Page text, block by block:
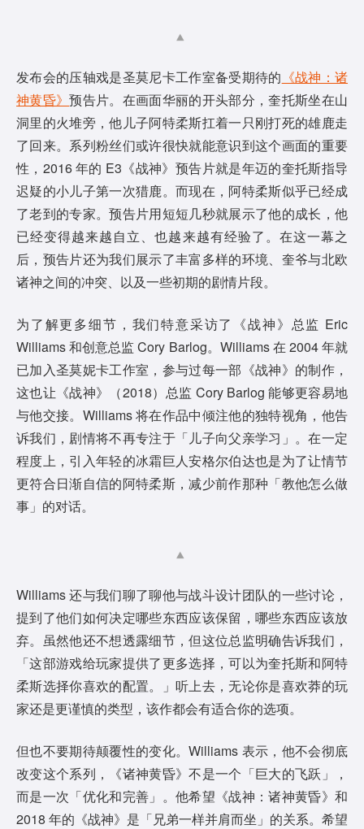
发布会的压轴戏是圣莫尼卡工作室备受期待的 《战神：诸
神黄昏》预告片。在画面华丽的开头部分，奎托斯坐在山
洞里的火堆旁，他儿子阿特柔斯扛着一只刚打死的雄鹿走
了回来。系列粉丝们或许很快就能意识到这个画面的重要
性，2016 年的 E3《战神》预告片就是年迈的奎托斯指导
迟疑的小儿子第一次猎鹿。而现在，阿特柔斯似乎已经成
了老到的专家。预告片用短短几秒就展示了他的成长，他
已经变得越来越自立、也越来越有经验了。在这一幕之
后，预告片还为我们展示了丰富多样的环境、奎爷与北欧
诸神之间的冲突、以及一些初期的剧情片段。
为了解更多细节，我们特意采访了《战神》总监 Eric
Williams 和创意总监 Cory Barlog。Williams 在 2004 年就
已加入圣莫妮卡工作室，参与过每一部《战神》的制作，
这也让《战神》（2018）总监 Cory Barlog 能够更容易地
与他交接。Williams 将在作品中倾注他的独特视角，他告
诉我们，剧情将不再专注于「儿子向父亲学习」。在一定
程度上，引入年轻的冰霜巨人安格尔伯达也是为了让情节
更符合日渐自信的阿特柔斯，减少前作那种「教他怎么做
事」的对话。
Williams 还与我们聊了聊他与战斗设计团队的一些讨论，
提到了他们如何决定哪些东西应该保留，哪些东西应该放
弃。虽然他还不想透露细节，但这位总监明确告诉我们，
「这部游戏给玩家提供了更多选择，可以为奎托斯和阿特
柔斯选择你喜欢的配置。」听上去，无论你是喜欢莽的玩
家还是更谨慎的类型，该作都会有适合你的选项。
但也不要期待颠覆性的变化。Williams 表示，他不会彻底
改变这个系列，《诸神黄昏》不是一个「巨大的飞跃」，
而是一次「优化和完善」。他希望《战神：诸神黄昏》和
2018 年的《战神》是「兄弟一样并肩而坐」的关系。希望